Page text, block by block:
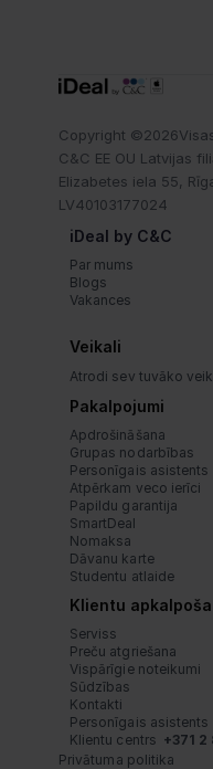
iDeal by C&C
Par mums
Blogs
Vakances
Veikali
Atrodi sev tuvāko
Pakalpojumi
Apdrošināšana
Grupas nodarbības
Personīgais asistents
Atpērkam veco ierīci
Papildu garantija
SmartDeal
Nomaksa
Dāvanu karte
Studentu atlaide
Klientu
Serviss
Preču atgriešana
Vispārīgie noteikumi
Sūdzības
Kontakti
Personīgais asistents
Klientu centrs +371
Copyright ©2026
C&C EE OU Latvijas
Elizabetes iela 55,
LV40103177024
Privātuma politika